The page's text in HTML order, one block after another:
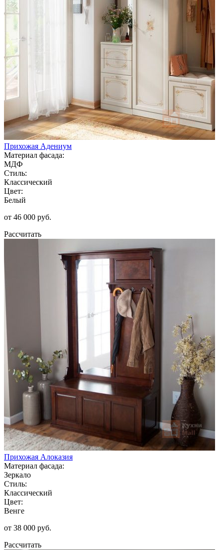
Прихожая Адениум
Материал фасада:
МДФ
Стиль:
Классический
Цвет:
Белый
от 46 000 руб.
Рассчитать
Прихожая Алоказия
Материал фасада:
Зеркало
Стиль:
Классический
Цвет:
Венге
от 38 000 руб.
Рассчитать